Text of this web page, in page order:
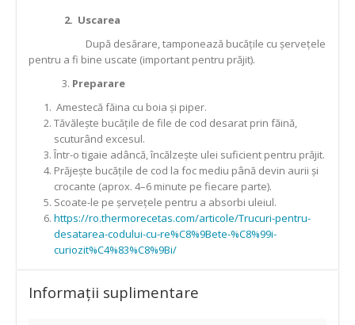
2. Uscarea
După desărare, tamponează bucățile cu șervețele
pentru a fi bine uscate (important pentru prăjit).
3. Preparare
Amestecă făina cu boia și piper.
Tăvălește bucățile de file de cod desarat prin făină,
scuturând excesul.
Într-o tigaie adâncă, încălzește ulei suficient pentru prăjit.
Prăjește bucățile de cod la foc mediu până devin aurii și
crocante (aprox. 4–6 minute pe fiecare parte).
Scoate-le pe șervețele pentru a absorbi uleiul.
https://ro.thermorecetas.com/articole/Trucuri-pentru-
desatarea-codului-cu-re%C8%9Bete-%C8%99i-
curiozit%C4%83%C8%9Bi/
Informații suplimentare